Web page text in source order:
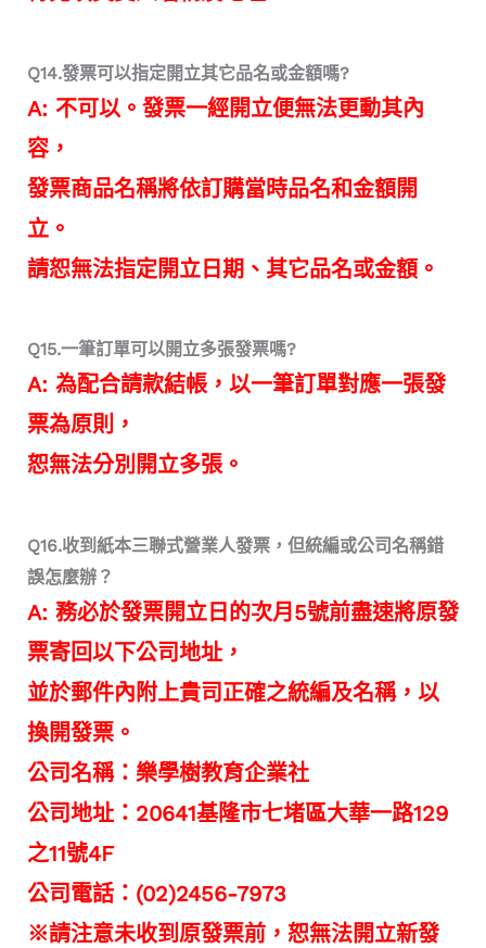
Q14.發票可以指定開立其它品名或金額嗎?
A: 不可以。發票一經開立便無法更動其內
容，
發票商品名稱將依訂購當時品名和金額開
立。
請恕無法指定開立日期、其它品名或金額。
Q15.一筆訂單可以開立多張發票嗎?
A: 為配合請款結帳，以一筆訂單對應一張發
票為原則，
恕無法分別開立多張。
Q16.收到紙本三聯式營業人發票，但統編或公司名稱錯
誤怎麼辦？
A: 務必於發票開立日的次月5號前盡速將原發
票寄回以下公司地址，
並於郵件內附上貴司正確之統編及名稱，以
換開發票。
公司名稱：樂學樹教育企業社
公司地址：20641基隆市七堵區大華一路129
之11號4F
公司電話：(02)2456-7973
※請注意未收到原發票前，恕無法開立新發